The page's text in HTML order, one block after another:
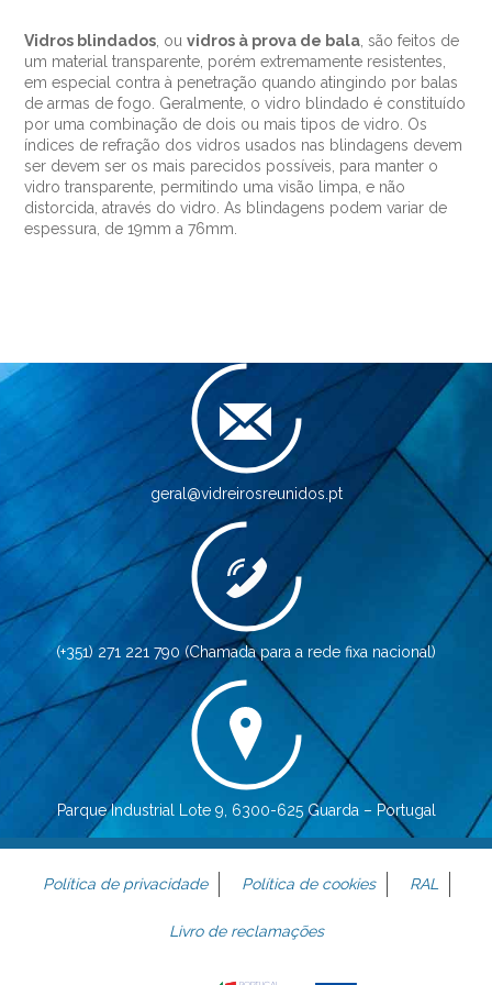
Vidros blindados, ouvidros à prova de bala, são feitos de
um material transparente, porém extremamente resistentes,
em especial contra à penetração quando atingindo por balas
de armas de fogo. Geralmente, o vidro blindado é constituído
por uma combinação de dois ou mais tipos de vidro. Os
índices de refração dos vidros usados nas blindagens devem
ser devem ser os mais parecidos possíveis, para manter o
vidro transparente, permitindo uma visão limpa, e não
distorcida, através do vidro. As blindagens podem variar de
espessura, de 19mm a 76mm.
geral@vidreirosreunidos.pt
(+351) 271 221 790 (Chamada para a rede fixa nacional)
Parque Industrial Lote 9, 6300-625 Guarda – Portugal
Política de privacidade Política de cookies RAL
Livro de reclamações